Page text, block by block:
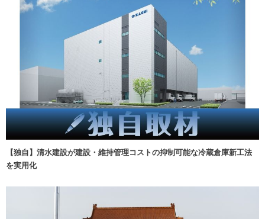
【独自】清水建設が建設・維持管理コストの抑制可能な冷蔵倉庫新工法
を実用化